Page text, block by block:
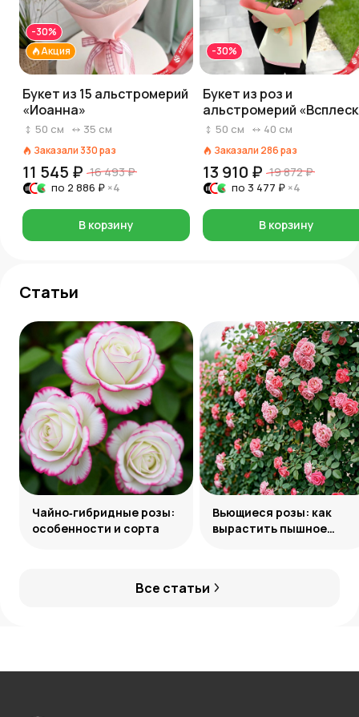
Акция
-30%
Букет из 15 альстромерий
«Иоанна»
50 см 35 см
Заказали 330раз
11 545 ₽ 16 493 ₽
по 2 886 ₽ ×4
В корзину
-30%
Букет из роз и
альстромерий «Всплеск
чувств»
50 см 40 см
Заказали 286раз
13 910 ₽ 19 872 ₽
по 3 477 ₽ ×4
В корзину
Статьи
Все статьи
Чайно‑гибридные розы:
особенности и сорта
Вьющиеся розы: как
вырастить пышное